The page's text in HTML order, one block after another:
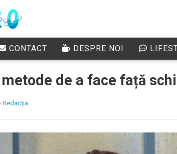
CONTACT DESPRE NOI
de a face față
Redacția